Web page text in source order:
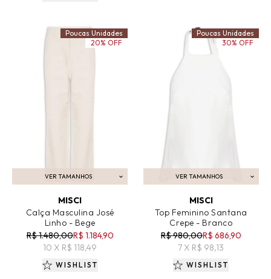
VER TAMANHOS
ADICIONAR AO CARRINHO
MISCI
Calça Masculina José
Linho - Bege
R$ 1.480,00R$ 1.184,90
10 X R$ 118,49
Poucas Unidades
20% OFF
WISHLIST
VER TAMANHOS
ADICIONAR AO CARRINHO
MISCI
Top Feminino Santana
Crepe - Branco
R$ 980,00R$ 686,90
7 X R$ 98,13
Poucas Unidades
30% OFF
WISHLIST